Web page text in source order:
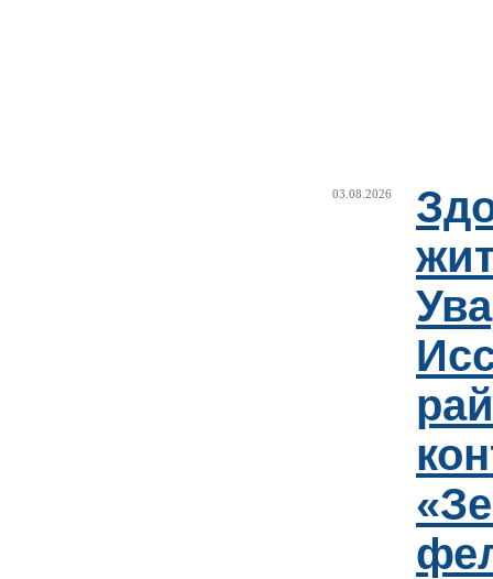
03.08.2026